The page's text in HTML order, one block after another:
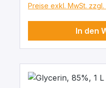
Preise exkl. MwSt.
In den